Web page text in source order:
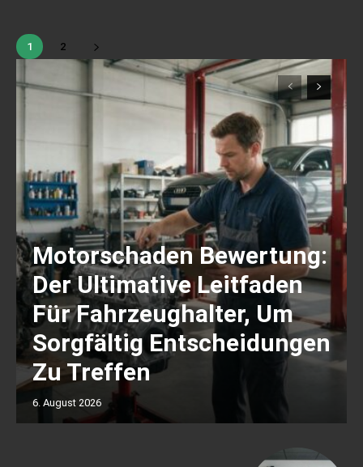
1 2
Motorschaden Bewertung:
Der Ultimative Leitfaden
Für Fahrzeughalter, Um
Sorgfältig Entscheidungen
Zu Treffen
6. August 2026